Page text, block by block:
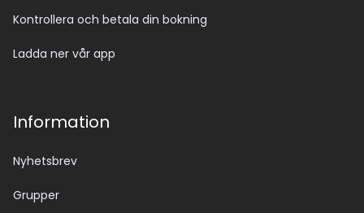
Kontrollera och betala din bokning
Ladda ner vår app
Information
Nyhetsbrev
Grupper